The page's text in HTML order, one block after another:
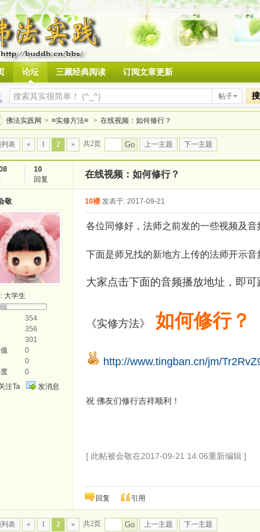
论坛 三藏经典阅读 订阅文章更新
帖子
佛法实践网 > ≡实修方法≡ > 在线视频：如何修行？
列表 « 1 2 » 共2页 Go 上一主题 下一主题
10
回复
在线视频：如何修行？
敬
大学生
354
356
301
0
0
0
注Ta
发消息
10楼 发表于: 2017-09-21
各位同修好，法师之前发的一些视频及音
下面是师兄找的新地方上传的法师开示音
大家点击下面的音频播放地址，即可
《实修方法》 如何修行？
http://www.tingban.cn/jm/
祝 佛友们修行吉祥顺利！
[ 此帖被会敬在2017-09-21 14:06重新编辑 ]
回复 引用
列表 « 1 2 » 共2页 Go 上一主题 下一主题